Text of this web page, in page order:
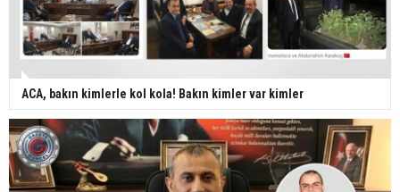
ACA, bakın kimlerle kol kola! Bakın kimler var kimler